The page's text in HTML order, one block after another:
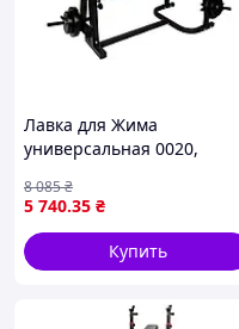
Лавка для Жима
универсальная 0020,
Скотта
5 740.35 ₴
8 085₴
Купить